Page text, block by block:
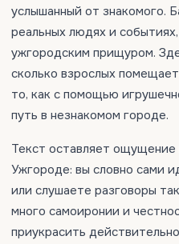
услышанный от знакомого.
реальных людях и
ужгородским прищуром.
сколько взрослых
то, как с помощью
путь в незнакомом городе.
Текст оставляет ощущение
Ужгороде: вы словно сами
или слушаете разговоры
много самоиронии и
приукрасить